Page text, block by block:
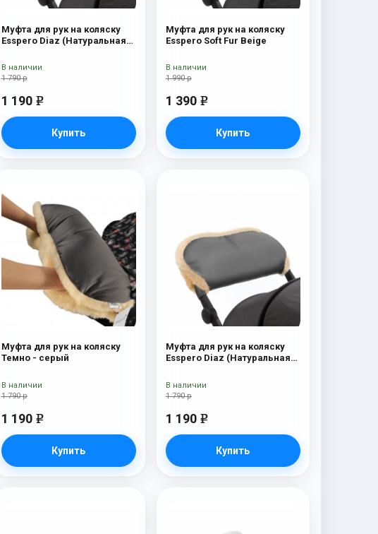
Муфта для рук на коляску
Esspero Diaz (Натуральная
1 790 р
1 190 e
Купить
В наличии
Муфта для рук на коляску
Esspero Soft Fur Beige
1 990 р
1 390 e
Купить
В наличии
Муфта для рук на коляску
Темно - серый
1 790 р
1 190 e
Купить
В наличии
Муфта для рук на коляску
Esspero Diaz (Натуральная
1 790 р
1 190 e
Купить
В наличии